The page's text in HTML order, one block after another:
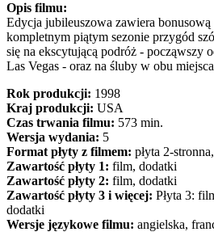
Opis filmu:
Edycja jubileuszowa zawiera bonusową
kompletnym piątym sezonie przygód
się na ekscytującą podróż - począwszy
Las Vegas - oraz na śluby w obu
Rok produkcji: 1998
Kraj produkcji: USA
Czas trwania filmu: 573 min.
Wersja wydania: 5
Format płyty z filmem: płyta 2-
Zawartość płyty 1: film, dodatki
Zawartość płyty 2: film, dodatki
Zawartość płyty 3 i więcej: Płyta 3:
dodatki
Wersje językowe filmu: angielska,